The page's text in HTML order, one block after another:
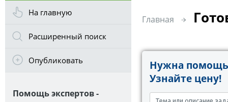
На главную
Расширенный поиск
Опубликовать
Помощь экспертов -
Главная
Нужна помощь
Узнайте цену!